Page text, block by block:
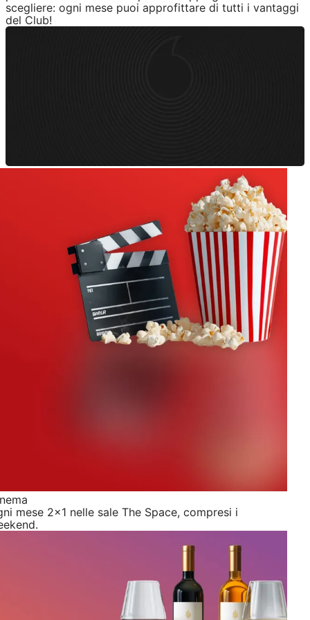
scegliere: ogni mese puoi approfittare di tutti i vantaggi
del Club!
mese 2x1 nelle sale The Space, compresi i